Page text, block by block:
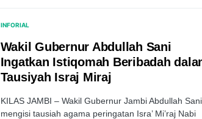
INFORIAL
Wakil Gubernur Abdullah Sani
Ingatkan Istiqomah Beribadah
Tausiyah Israj Miraj
KILAS JAMBI – Wakil Gubernur Jambi Abdullah Sani
mengisi tausiah agama peringatan Isra’ Mi’raj Nabi